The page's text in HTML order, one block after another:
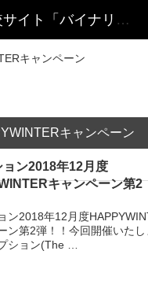
キャンペーン
キャンペーン
ョン2018年12月度
キャンペーン第2
ン2018年12月度
ン第2弾！！今回開催いた
ション(The …